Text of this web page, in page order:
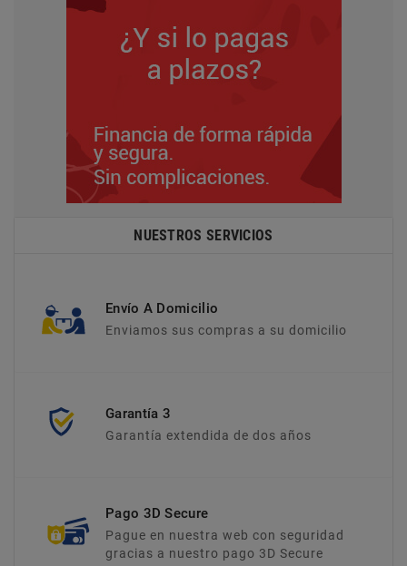
NUESTROS SERVICIOS
Envío A Domicilio
Enviamos sus compras a su domicilio
Garantía 3
Garantía extendida de dos años
Pago 3D Secure
Pague en nuestra web con seguridad
gracias a nuestro pago 3D Secure